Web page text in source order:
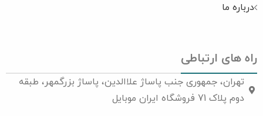
درباره ما
راه های ارتباطی
تهران، جمهوری جنب پاساژ علاالدین، پاساژ بزرگمهر، طبقه
دوم پلاک 71 فروشگاه ایران موبایل